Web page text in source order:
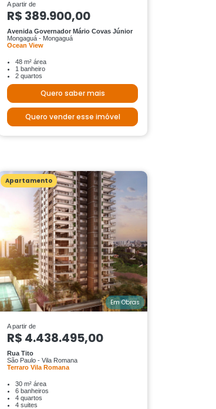
A partir de
R$ 389.900,00
Avenida Governador Mário Covas Júnior
Mongaguá - Mongaguá
Ocean View
48 m² área
1 banheiro
2 quartos
Quero saber mais
Quero vender esse imóvel
Apartamento
Em Obras
A partir de
R$ 4.438.495,00
Rua Tito
São Paulo - Vila Romana
Terraro Vila Romana
30 m² área
6 banheiros
4 quartos
4 suites